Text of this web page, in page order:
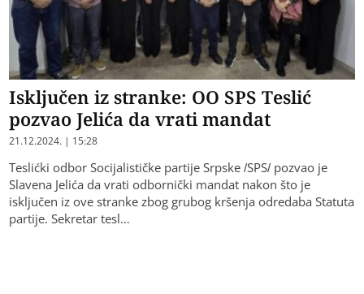
Isključen iz stranke: OO SPS Teslić
pozvao Јelića da vrati mandat
21.12.2024. | 15:28
Teslićki odbor Socijalističke partije Srpske /SPS/ pozvao je
Slavena Jelića da vrati odbornički mandat nakon što je
isključen iz ove stranke zbog grubog kršenja odredaba Statuta
partije. Sekretar tesl…